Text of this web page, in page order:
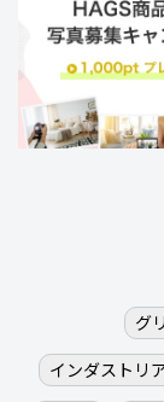
グ
インダストリ